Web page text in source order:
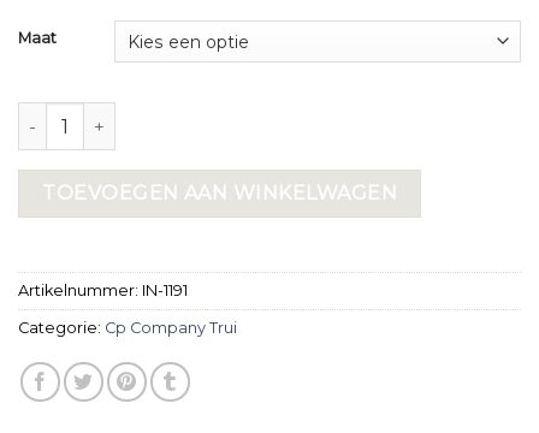
Maat
cp company trui aantal
TOEVOEGEN AAN WINKELWAGEN
Artikelnummer: IN-1191
Categorie: Cp Company Trui